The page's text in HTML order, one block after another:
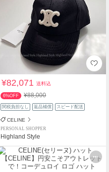
¥82,071送料込
6%OFF ¥88,000
関税負担なし 返品補償 スピード配送
CELINE
PERSONAL SHOPPER
Highland Style